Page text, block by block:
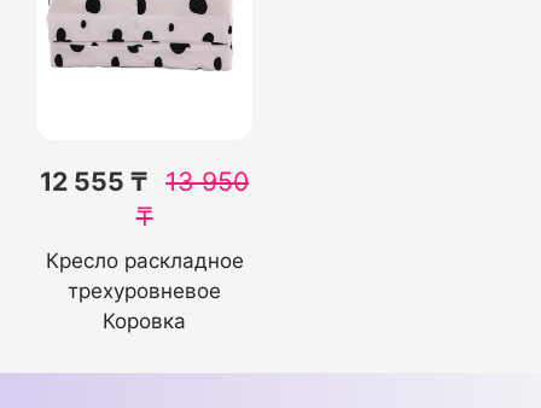
12 555 ₸ 13 950
₸
Кресло раскладное
трехуровневое
Коровка